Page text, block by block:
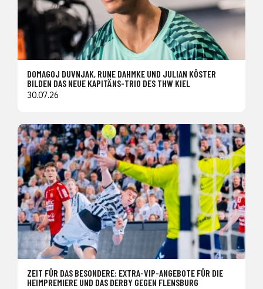
DOMAGOJ DUVNJAK, RUNE DAHMKE UND JULIAN KÖSTER
BILDEN DAS NEUE KAPITÄNS-TRIO DES THW KIEL
30.07.26
ZEIT FÜR DAS BESONDERE: EXTRA-VIP-ANGEBOTE FÜR DIE
HEIMPREMIERE UND DAS DERBY GEGEN FLENSBURG